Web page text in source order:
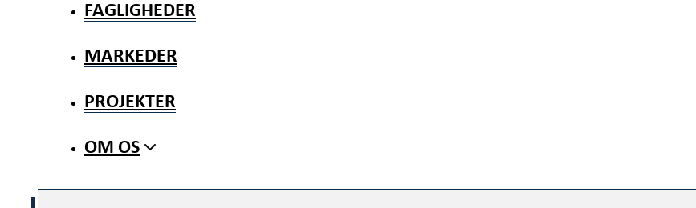
FAGLIGHEDER
MARKEDER
PROJEKTER
OM OS